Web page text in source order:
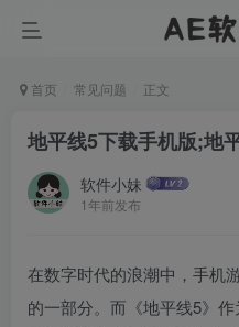
首页 常见问题 正文
地平线5下载手机版;地
软件小妹
1年前发布
在数字时代的浪潮中，手机
的一部分。而《地平线5》